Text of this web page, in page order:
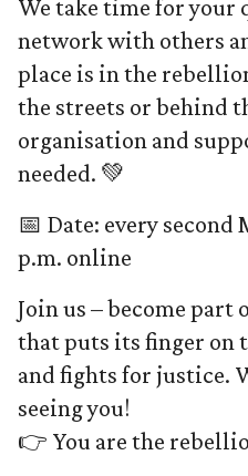
We take time for your
network with others
place is in the
the streets or behind
organisation and
needed. 💚
📅 Date: every second
p.m. online
Join us – become part
that puts its finger on
and fights for justice.
seeing you!
👉 You are the